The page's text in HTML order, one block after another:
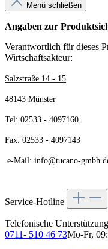
Menü schließen
Angaben zur
Verantwortlich für dieses
Wirtschaftsakteur:
Salzstraße 14 - 15
48143 Münster
Tel: 02533 - 4097160
Fax: 02533 - 4097143
e-Mail: info@tucano-
Service-Hotline
Telefonische
0711- 510 46 73Mo-Fr,